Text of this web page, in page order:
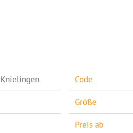
Code
Größe
Preis ab